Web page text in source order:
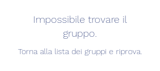
Impossibile trovare il
gruppo.
Torna alla lista dei gruppi e riprova.